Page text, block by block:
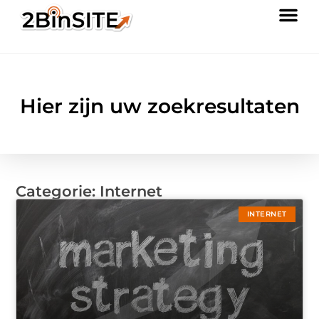
Hier zijn uw zoekresultaten
Categorie: Internet
INTERNET